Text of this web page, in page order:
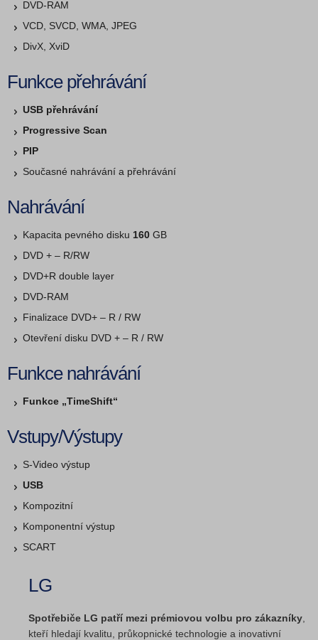
DVD-RAM
VCD, SVCD, WMA, JPEG
DivX, XviD
Funkce přehrávání
USB přehrávání
Progressive Scan
PIP
Současné nahrávání a přehrávání
Nahrávání
Kapacita pevného disku 160 GB
DVD + – R/RW
DVD+R double layer
DVD-RAM
Finalizace DVD+ – R / RW
Otevření disku DVD + – R / RW
Funkce nahrávání
Funkce „TimeShift“
Vstupy/Výstupy
S-Video výstup
USB
Kompozitní
Komponentní výstup
SCART
LG
Spotřebiče LG patří mezi prémiovou volbu pro zákazníky
kteří hledají kvalitu, průkopnické technologie a inovativní